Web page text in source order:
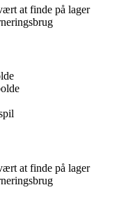
at finde på lager
at finde på lager